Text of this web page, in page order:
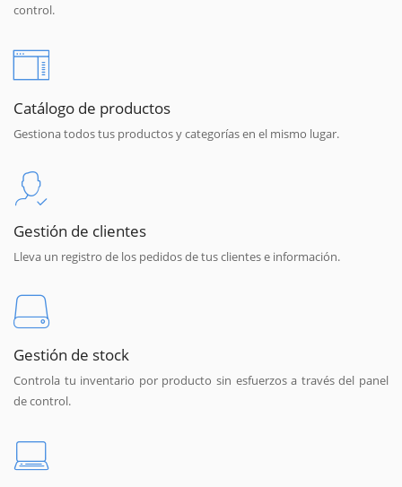
control.
Catálogo de productos
Gestiona todos tus productos y categorías en el mismo lugar.
Gestión de clientes
Lleva un registro de los pedidos de tus clientes e información.
Gestión de stock
Controla tu inventario por producto sin esfuerzos a través del panel
de control.